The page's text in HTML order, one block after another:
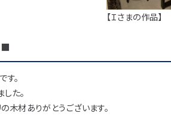
注意事項とよくある
サンプルのご購入
【Ｉさまの作品】
■
す。
た。
木材ありがとうございます。